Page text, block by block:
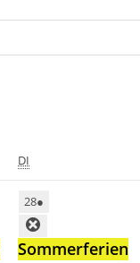
DI
28●
Sommerferien